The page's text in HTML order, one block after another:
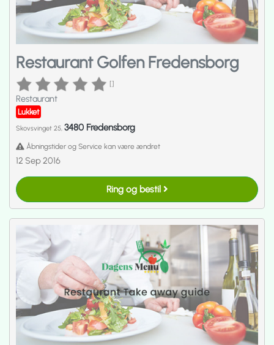
Restaurant Golfen Fredensborg
[]
Restaurant
Lukket
Skovsvinget 25, 3480 Fredensborg
Åbningstider og Service kan være ændret
12 Sep 2016
Ring og bestil